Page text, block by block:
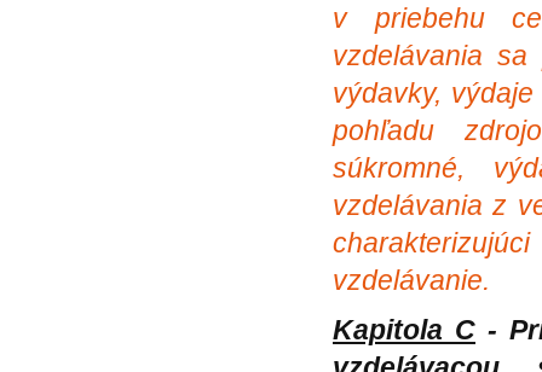
v priebehu
vzdelávania
výdavky,
pohľadu
súkromné,
vzdelávania z
vzdelávanie.
Kapitola C -